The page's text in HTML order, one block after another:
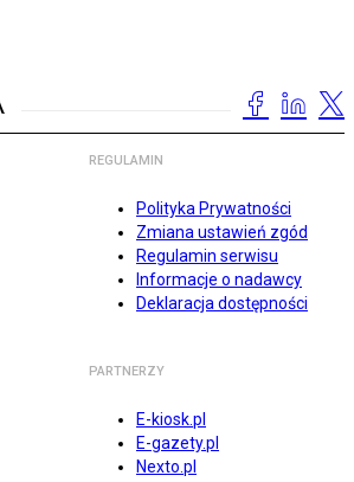
REGULAMIN
Polityka Prywatności
Zmiana ustawień zgód
Regulamin serwisu
Informacje o nadawcy
Deklaracja dostępności
PARTNERZY
E-kiosk.pl
E-gazety.pl
Nexto.pl